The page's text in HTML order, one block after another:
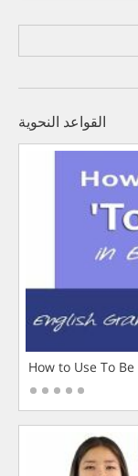
القواعد النحوية
How to Use To